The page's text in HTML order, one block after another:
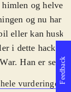
og
og nu har
eller kan
i dette hack 'n'
Han er
at bekrige
vurderingenFeedback